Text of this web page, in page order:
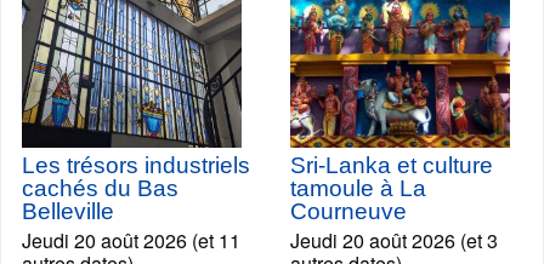
Les trésors industriels
cachés du Bas
Belleville
Jeudi 20 août 2026 (et 11
Sri-Lanka et culture
tamoule à La
Courneuve
Jeudi 20 août 2026 (et 3